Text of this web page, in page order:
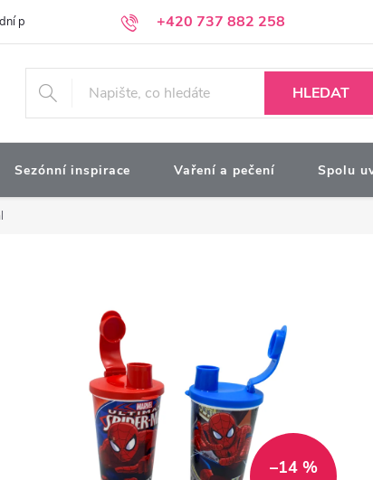
+420 737 882 258
podmínky Podmínky ochrany osobních údajů
HLEDAT
Sezónní inspirace Vaření a pečení Spolu
–14 %